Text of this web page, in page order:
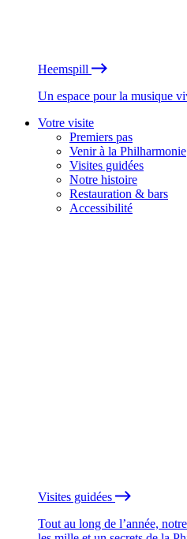
Heemspill
Un espace pour la musique
Votre visite
Premiers pas
Venir à la Philharmonie
Visites guidées
Notre histoire
Restauration & bars
Accessibilité
Visites guidées
Tout au long de l’année,